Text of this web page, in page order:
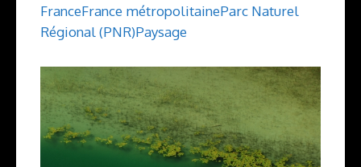
FranceFrance métropolitaineParc Naturel
Régional (PNR)Paysage